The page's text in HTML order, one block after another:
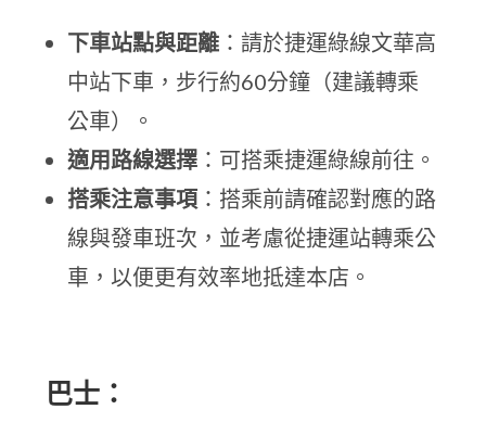
下車站點與距離 ：請於捷運綠線文華高
中站下車，步行約60分鐘（建議轉乘
公車）。
適用路線選擇 ：可搭乘捷運綠線前往。
搭乘注意事項 ：搭乘前請確認對應的路
線與發車班次，並考慮從捷運站轉乘公
車，以便更有效率地抵達本店。
巴士：